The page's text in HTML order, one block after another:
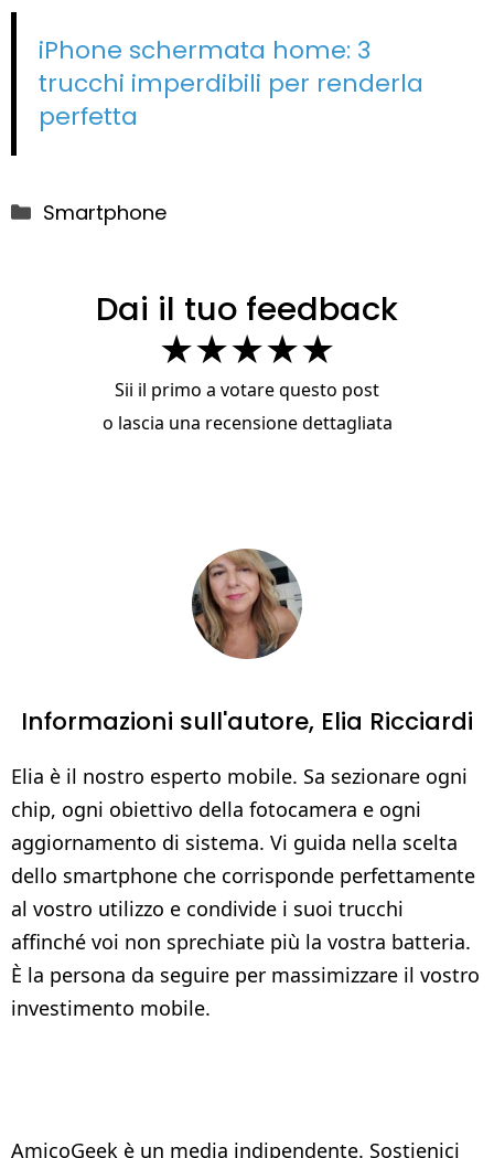
iPhone schermata home: 3
trucchi imperdibili per renderla
perfetta
Categorie
Smartphone
Dai il tuo feedback
★★★★★
Sii il primo a votare questo post
o lascia una recensione dettagliata
Informazioni sull'autore, Elia Ricciardi
Elia è il nostro esperto mobile. Sa sezionare ogni
chip, ogni obiettivo della fotocamera e ogni
aggiornamento di sistema. Vi guida nella scelta
dello smartphone che corrisponde perfettamente
al vostro utilizzo e condivide i suoi trucchi
affinché voi non sprechiate più la vostra batteria.
È la persona da seguire per massimizzare il vostro
investimento mobile.
AmicoGeek è un media indipendente. Sostienici